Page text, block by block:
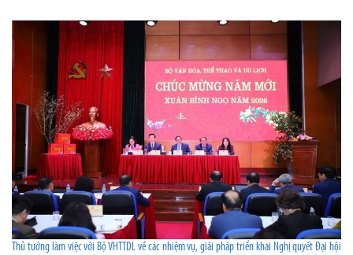
Thủ tướng làm việc với Bộ VHTTDL về các nhiệm vụ, giải pháp triển khai Nghị quyết Đại hội